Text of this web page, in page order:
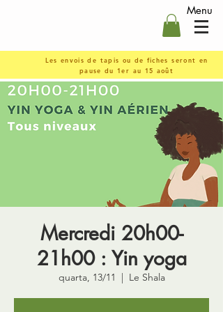
Menu
Les envois de tapis ou de fiches seront en
pause du 1er au 15 août
Mercredi 20h00-
21h00 : Yin yoga
quarta, 13/11
  |
Le Shala